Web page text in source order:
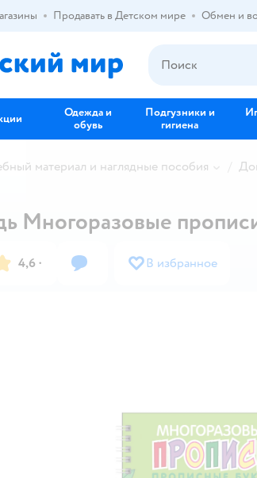
Продавать в Детском мире Обмен и
Одежда и
обувь
Подгузники и
гигиена
материал и наглядные пособия
Многоразовые
4,6 · В избранное